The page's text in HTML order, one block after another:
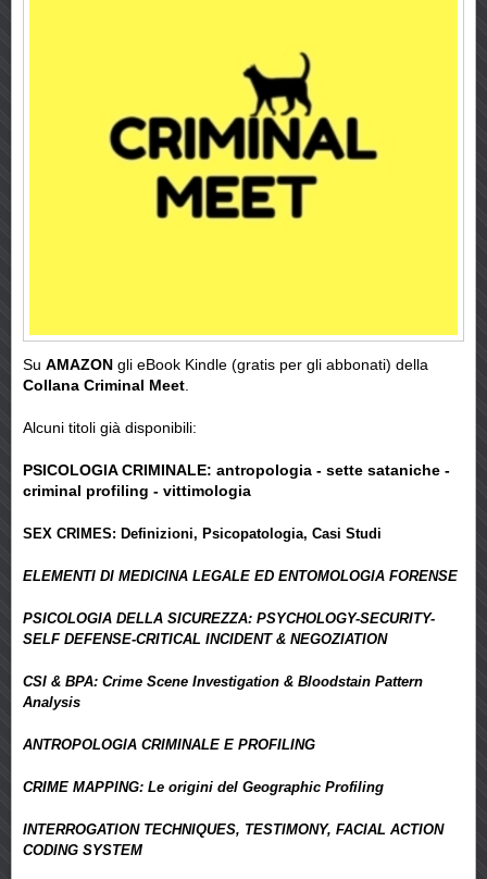
Su AMAZON gli eBook Kindle (gratis per gli abbonati) della
Collana Criminal Meet
Alcuni titoli già disponibili:
PSICOLOGIA CRIMINALE: antropologia - sette sataniche -
criminal profiling - vittimologia
SEX CRIMES: Definizioni, Psicopatologia, Casi Studi
ELEMENTI DI MEDICINA LEGALE ED ENTOMOLOGIA FORENSE
PSICOLOGIA DELLA SICUREZZA: PSYCHOLOGY-SECURITY-
SELF DEFENSE-CRITICAL INCIDENT & NEGOZIATION
CSI & BPA: Crime Scene Investigation & Bloodstain Pattern
Analysis
ANTROPOLOGIA CRIMINALE E PROFILING
CRIME MAPPING: Le origini del Geographic Profiling
INTERROGATION TECHNIQUES, TESTIMONY, FACIAL ACTION
CODING SYSTEM